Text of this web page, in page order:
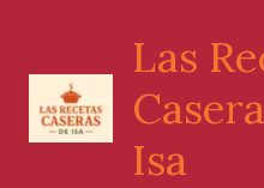
contenido
Las
Isa